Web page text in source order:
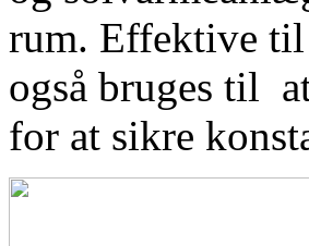
rum. Effektive
også bruges til
for at sikre